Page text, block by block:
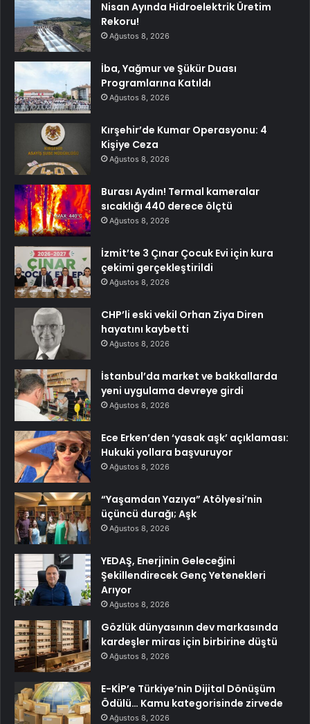
Nisan Ayında Hidroelektrik Üretim
Rekoru!
Ağustos 8, 2026
İba, Yağmur ve Şükür Duası
Programlarına Katıldı
Ağustos 8, 2026
Kırşehir’de Kumar Operasyonu: 4
Kişiye Ceza
Ağustos 8, 2026
Burası Aydın! Termal kameralar
sıcaklığı 440 derece ölçtü
Ağustos 8, 2026
İzmit’te 3 Çınar Çocuk Evi için kura
çekimi gerçekleştirildi
Ağustos 8, 2026
CHP’li eski vekil Orhan Ziya Diren
hayatını kaybetti
Ağustos 8, 2026
İstanbul’da market ve bakkallarda
yeni uygulama devreye girdi
Ağustos 8, 2026
Ece Erken’den ‘yasak aşk’ açıklaması:
Hukuki yollara başvuruyor
Ağustos 8, 2026
“Yaşamdan Yazıya” Atölyesi’nin
üçüncü durağı; Aşk
Ağustos 8, 2026
YEDAŞ, Enerjinin Geleceğini
Şekillendirecek Genç Yetenekleri
Arıyor
Ağustos 8, 2026
Gözlük dünyasının dev markasında
kardeşler miras için birbirine düştü
Ağustos 8, 2026
E-KİP’e Türkiye’nin Dijital Dönüşüm
Ödülü… Kamu kategorisinde zirvede
Ağustos 8, 2026